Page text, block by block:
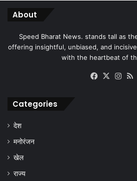
About
Speed Bharat News. stands tall as
offering insightful, unbiased, and
with the heartbeat of
Facebook
X
Categories
देश
मनोरंजन
खेल
राज्य